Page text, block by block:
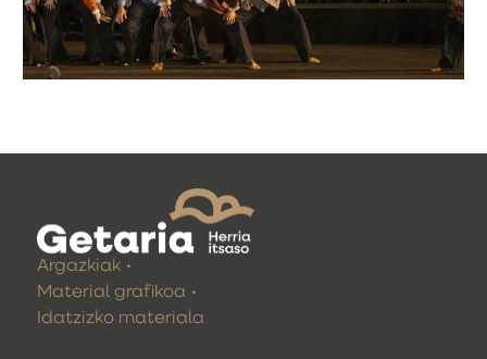
Argazkiak
Material grafikoa
Idatzizko materiala